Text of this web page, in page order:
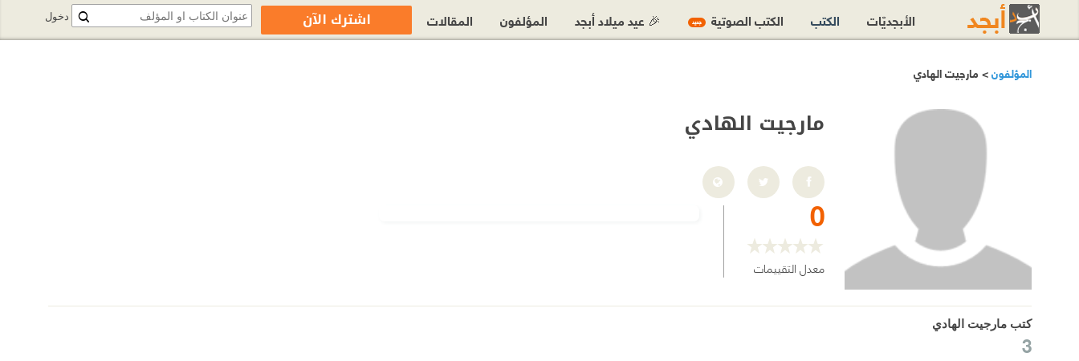
المؤلفون> مارجيت الهادي
مارجيت الهادي
0
معدل التقييمات
كتب مارجيت الهادي
3
دخول الأبجديّات الكتب الكتب الصوتية جديد 🎉 عيد ميلاد أبجد المؤلفون المقالات اشترك الآن